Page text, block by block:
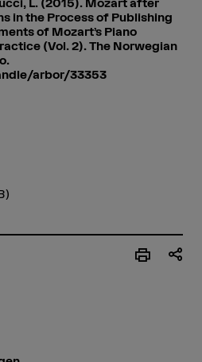
in the Process of Publishing
of Mozart’s Piano
(Vol. 2). The Norwegian
arbor/33353